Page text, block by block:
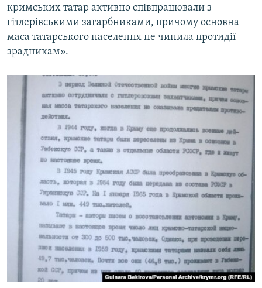
кримських татар активно співпрацювали з
гітлерівськими загарбниками, причому основна
маса татарського населення не чинила протидії
зрадникам».